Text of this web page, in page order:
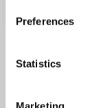
Preferences
Statistics
Marketing
Søk
Popular Posts